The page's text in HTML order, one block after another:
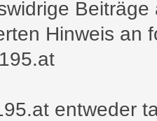
Hinweis an
entweder